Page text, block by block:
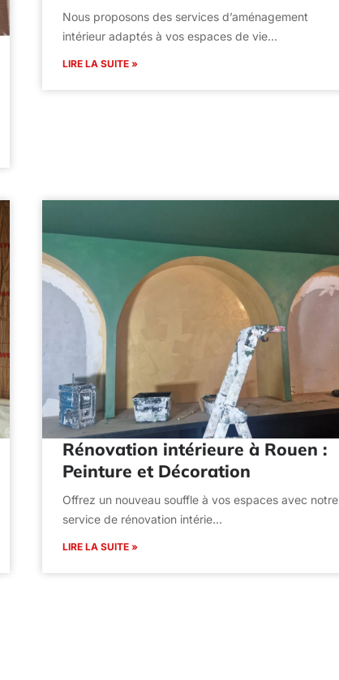
Nous proposons des services d’aménagement
intérieur adaptés à vos espaces de vie…
LIRE LA SUITE »
Rénovation intérieure à Rouen :
Peinture et Décoration
Offrez un nouveau souffle à vos espaces avec notre
service de rénovation intérie…
LIRE LA SUITE »